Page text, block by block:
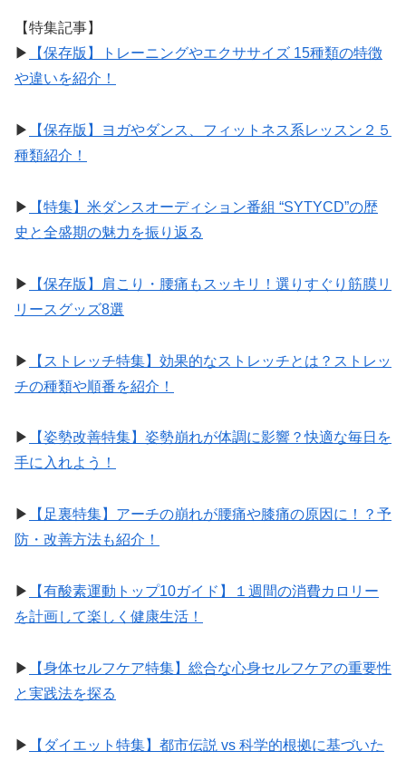
【特集記事】
▶︎
【保存版】トレーニングやエクササイズ 15種類の特徴
や違いを紹介！
▶︎
【保存版】ヨガやダンス、フィットネス系レッスン２５
種類紹介！
▶︎
【特集】米ダンスオーディション番組 “SYTYCD”の歴
史と全盛期の魅力を振り返る
▶︎
【保存版】肩こり・腰痛もスッキリ！選りすぐり筋膜リ
リースグッズ8選
▶︎
【ストレッチ特集】効果的なストレッチとは？ストレッ
チの種類や順番を紹介！
▶︎
【姿勢改善特集】姿勢崩れが体調に影響？快適な毎日を
手に入れよう！
▶︎
【足裏特集】アーチの崩れが腰痛や膝痛の原因に！？予
防・改善方法も紹介！
▶︎
【有酸素運動トップ10ガイド】１週間の消費カロリー
を計画して楽しく健康生活！
▶︎
【身体セルフケア特集】総合な心身セルフケアの重要性
と実践法を探る
▶︎
【ダイエット特集】都市伝説 vs 科学的根拠に基づいた